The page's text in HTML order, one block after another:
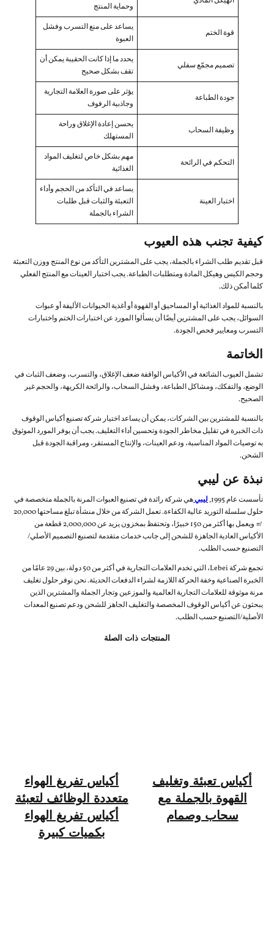
وحماية المنتج
قوة الختم
يساعد على منع التسرب وفشل
العبوة
تصميم مجمّع سفلي
يحدد ما إذا كانت الحقيبة يمكن أن
تقف بشكل صحيح
جودة الطباعة
يؤثر على صورة العلامة التجارية
وجاذبية الرفوف
وظيفة السحاب
يحسن إعادة الإغلاق وراحة
المستهلك
التحكم في الرائحة
مهم بشكل خاص لتغليف المواد
الغذائية
اختبار العينة
يساعد في التأكد من الحجم وأداء
التعبئة والثبات قبل طلبات
الشراء بالجملة
كيفية تجنب هذه العيوب
قبل تقديم طلب الشراء بالجملة، يجب على المشترين التأكد من نوع المنتج ووزن التعبئة
وحجم الكيس وهيكل المادة ومتطلبات الطباعة. يجب اختبار العينات مع المنتج الفعلي
كلما أمكن ذلك.
بالنسبة للمواد الغذائية أو المساحيق أو القهوة أو أغذية الحيوانات الأليفة أو عبوات
السوائل، يجب على المشترين أيضًا أن يسألوا المورد عن اختبارات الختم واختبارات
التسرب ومعايير فحص الجودة.
الخاتمة
تشمل العيوب الشائعة في الأكياس الواقفة ضعف الإغلاق، والتسرب، وضعف الثبات في
الوضع، والتفكك، ومشاكل الطباعة، وفشل السحاب، والرائحة الكريهة، والحجم غير
الصحيح.
بالنسبة للمشترين بين الشركات، يمكن أن يساعد اختيار شركة تصنيع أكياس الوقوف
ذات الخبرة في تقليل مخاطر الجودة وتحسين أداء التغليف. يجب أن يوفر المورد الموثوق
به توصيات المواد المناسبة، ودعم العينات، والإنتاج المستقر، ومراقبة الجودة قبل
الشحن.
نبذة عن ليبي
تأسست عام 1995, ليبيهي شركة رائدة في تصنيع العبوات المرنة بالجملة متخصصة في
حلول سلسلة التوريد عالية الكفاءة. تعمل الشركة من خلال منشأة تبلغ مساحتها 20,000
㎡ ويعمل بها أكثر من 150 خبيرًا، وتحتفظ بمخزون يزيد عن 2,000,000 قطعة من
الأكياس العادية الجاهزة للشحن إلى جانب خدمات متقدمة لتصنيع التصميم الأصلي/
التصنيع حسب الطلب.
تجمع شركة Lebei، التي تخدم العلامات التجارية في أكثر من 50 دولة، بين 29 عامًا من
الخبرة الصناعية وخفة الحركة اللازمة لشراء الدفعات الحديثة. نحن نوفر حلول تغليف
مرنة موثوقة للعلامات التجارية العالمية والموزعين وتجار الجملة والمشترين الذين
يبحثون عن أكياس الوقوف المخصصة والتغليف الجاهز للشحن ودعم تصنيع المعدات
الأصلية/التصنيع حسب الطلب.
المنتجات ذات الصلة
أكياس تعبئة وتغليف
القهوة بالجملة مع
سحاب وصمام
أكياس تفريغ الهواء
متعددة الوظائف لتعبئة
أكياس تفريغ الهواء
بكميات كبيرة